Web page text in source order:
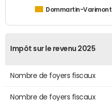
Dommartin-Varimont
Impôt sur le revenu 2025
Nombre de foyers fiscaux
Nombre de foyers fiscaux